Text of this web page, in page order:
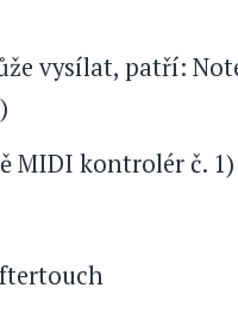
vysílat, patří:
MIDI kontrolér č. 1)